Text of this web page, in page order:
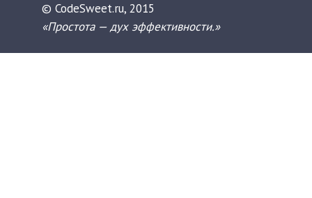
© CodeSweet.ru, 2015
«Простота — дух эффективности.»